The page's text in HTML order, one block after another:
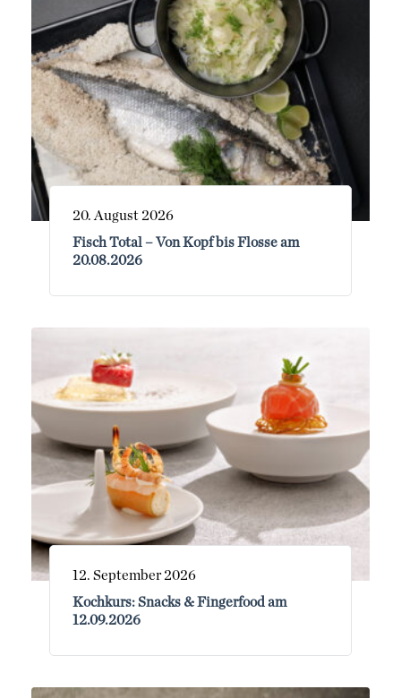
20. August 2026
Fisch Total – Von Kopf bis Flosse am
20.08.2026
12. September 2026
Kochkurs: Snacks & Fingerfood am
12.09.2026